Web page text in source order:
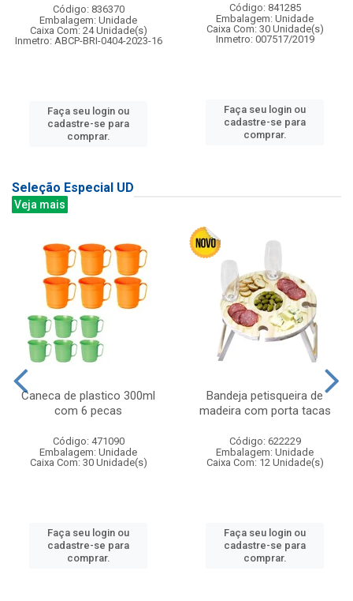
Código: 836370
Embalagem: Unidade
Caixa Com: 24 Unidade(s)
Inmetro: ABCP-BRI-0404-2023-16
Faça seu login ou
cadastre-se para
comprar.
Código: 841285
Embalagem: Unidade
Caixa Com: 30 Unidade(s)
Inmetro: 007517/2019
Faça seu login ou
cadastre-se para
comprar.
Seleção Especial UD
Veja mais
Caneca de plastico 300ml
com 6 pecas
Código: 471090
Embalagem: Unidade
Caixa Com: 30 Unidade(s)
Faça seu login ou
cadastre-se para
comprar.
Bandeja petisqueira de
madeira com porta tacas
Código: 622229
Embalagem: Unidade
Caixa Com: 12 Unidade(s)
Faça seu login ou
cadastre-se para
comprar.